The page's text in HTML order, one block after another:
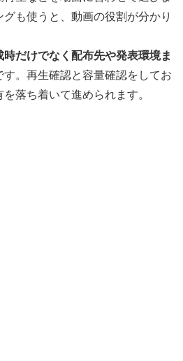
も使うと、動画の役割が分かり
時だけでなく配布先や発表環境ま
す。再生確認と容量確認をしてお
落ち着いて進められます。